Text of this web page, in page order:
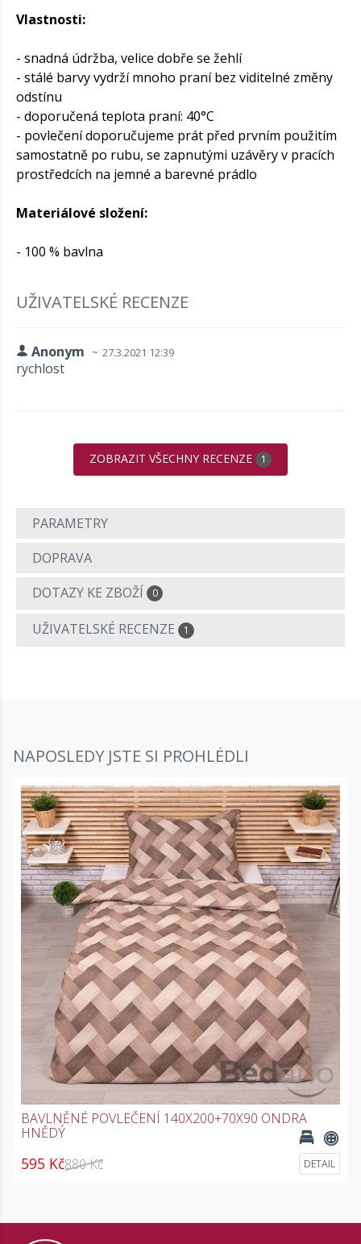
Vlastnosti:
- snadná údržba, velice dobře se žehlí
- stálé barvy vydrží mnoho praní bez viditelné změny
odstínu
- doporučená teplota praní: 40°C
- povlečení doporučujeme prát před prvním použitím
samostatně po rubu, se zapnutými uzávěry v pracích
prostředcích na jemné a barevné prádlo
Materiálové složení:
- 100 % bavlna
UŽIVATELSKÉ RECENZE
Anonym 27.3.2021 12:39
rychlost
ZOBRAZIT VŠECHNY RECENZE 1
PARAMETRY
DOPRAVA
DOTAZY KE ZBOŽÍ
0
UŽIVATELSKÉ RECENZE 1
NAPOSLEDY JSTE SI PROHLÉDLI
BAVLNĚNÉ POVLEČENÍ 140X200+70X90 ONDRA
HNĚDÝ
595 Kč880 Kč DETAIL